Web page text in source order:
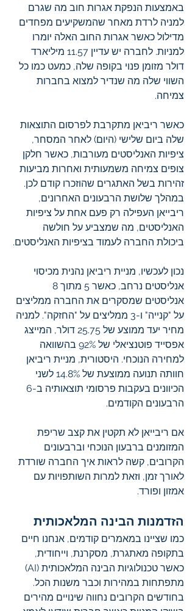
באמצעות הנפקת אגרות חוב מה שגרם
למניה לרדת מאחר שהמשקיעים מפחדים
מדילול כאשר אגרות החוב האלה יומרו
למניות. לחברה יש עדיין 11.57 מיליארד
דולר מזומן פנוי בקופה שלה, כמעט כמו כל
השווי שלה מה שנדיר למצוא בחברות
צמיחה.
כאשר ריביאן מתקרבת לפרסום התוצאות
שלה ביום שלישי (היום) לאחר המסחר,
ציפיות האנליסטים מעורבות, כאשר חלקן
צופים צמיחה משמעותית ואחרות מביעות
זהירות בשל האתגרים שהוזכרו קודם לכן.
במהלך שלושת הרבעונים האחרונים,
ריבייאן העפילה רק פעם אחת על ציפיות
האנליסטים, מה שמצביע על חולשה
ביכולת החברה לעמוד בציפיות האנליסטים.
נכון לעכשיו, מניית ריביאן נהנית מכיסוי
אנליסטים שמסקרים את החברה ממליצים
על "קנייה" ו-3 ממליצים על "החזקה". למניה
מחיר יעד ממוצע של 25.75 דולר, המייצג
אפסייד פוטנציאלי של 92% בהשוואה
למחירה הנוכחי. היסטורית, מניית ריביאן
חוותה תנועה ממוצעת של 14.8% לשני
הרבעונים הקודמים.
אם ריבייאן לא תקטין את קצב שריפת
המזומנים ברבעון הנוכחי וברבעונים
הקרובים, קשה לראות איך החברה שורדת
לאורך זמן, וזאת למרות השותפויות עם
אמזון ופורד.
הזדמנות הבינה המלאכותית
כמו שציינו במאמרים קודמים, אנחנו חיים
בתקופה מאתגרת, מסקרנת, וייחודית,
כאשר טכנולוגיות הבינה המלאכותית (AI)
מתפתחות במהירות וכבר משנות הכל.
בחודשים הקרובים נחווה שינויים מהירים